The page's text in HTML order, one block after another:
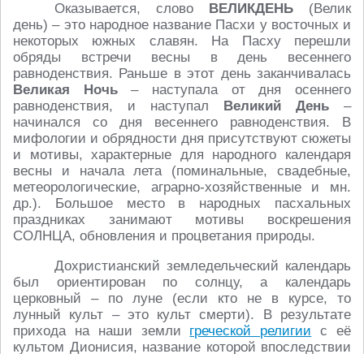
Оказывается, слово ВЕЛИКДЕНЬ (Велик
день) – это народное название Пасхи у восточных и
некоторых южных славян. На Пасху перешли
обряды встречи весны в день весеннего
равноденствия. Раньше в этот день заканчивалась
Великая Ночь– наступала от дня осеннего
равноденствия, и наступал Великий День –
начинался со дня весеннего равноденствия. В
мифологии и обрядности дня присутствуют сюжеты
и мотивы, характерные для народного календаря
весны и начала лета (поминальные, свадебные,
метеорологические, аграрно-хозяйственные и мн.
др.). Большое место в народных пасхальных
праздниках занимают мотивы воскрешения
СОЛНЦА, обновления и процветания природы.
Дохристианский земледельческий календарь
был ориентирован по солнцу, а календарь
церковный – по луне (если кто не в курсе, то
лунный культ – это культ смерти). В результате
прихода на наши земли греческой религии с её
культом Дионисия, название которой впоследствии